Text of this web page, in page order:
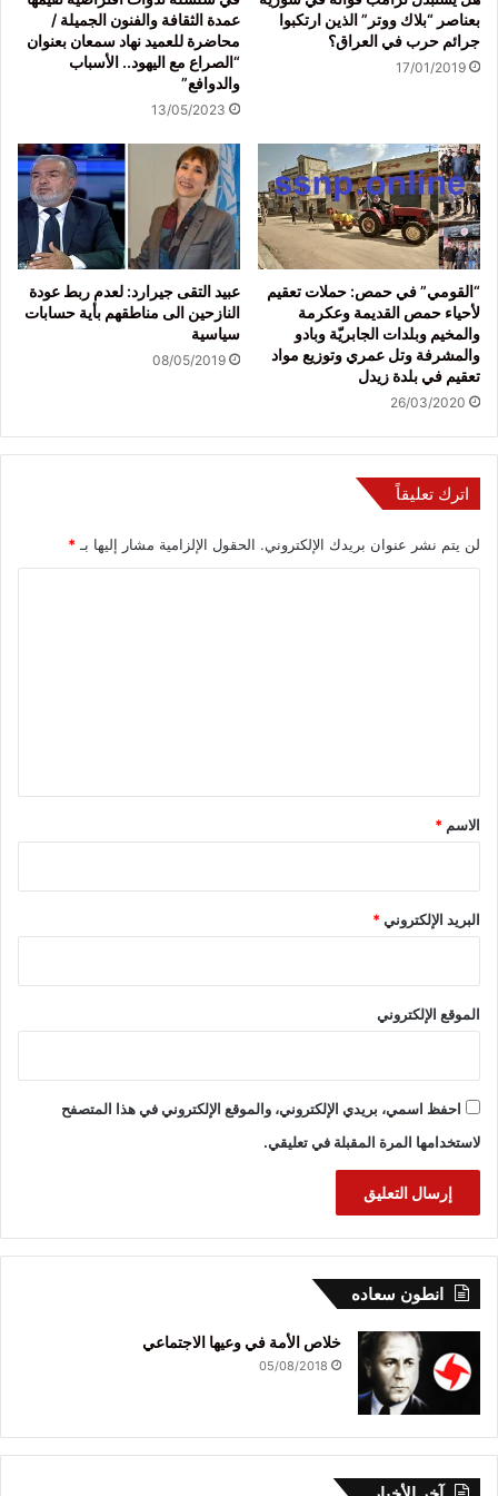
بعناصر “بلاك ووتر” الذين ارتكبوا
جرائم حرب في العراق؟
17/01/2019
عمدة الثقافة والفنون الجميلة /
محاضرة للعميد نهاد سمعان بعنوان
“الصراع مع اليهود.. الأسباب
والدوافع”
13/05/2023
“القومي” في حمص: حملات تعقيم
لأحياء حمص القديمة وعكرمة
والمخيم وبلدات الجابريّة وبادو
والمشرفة وتل عمري وتوزيع مواد
تعقيم في بلدة زيدل
26/03/2020
عبيد التقى جيرارد: لعدم ربط عودة
النازحين الى مناطقهم بأية حسابات
سياسية
08/05/2019
اترك تعليقاً
لن يتم نشر عنوان بريدك الإلكتروني. الحقول الإلزامية مشار إليها بـ*
*
الاسم *
البريد الإلكتروني*
الموقع الإلكتروني
احفظ اسمي، بريدي الإلكتروني، والموقع الإلكتروني في هذا المتصفح
لاستخدامها المرة المقبلة في تعليقي.
انطون سعاده
خلاص الأمة في وعيها الاجتماعي
05/08/2018